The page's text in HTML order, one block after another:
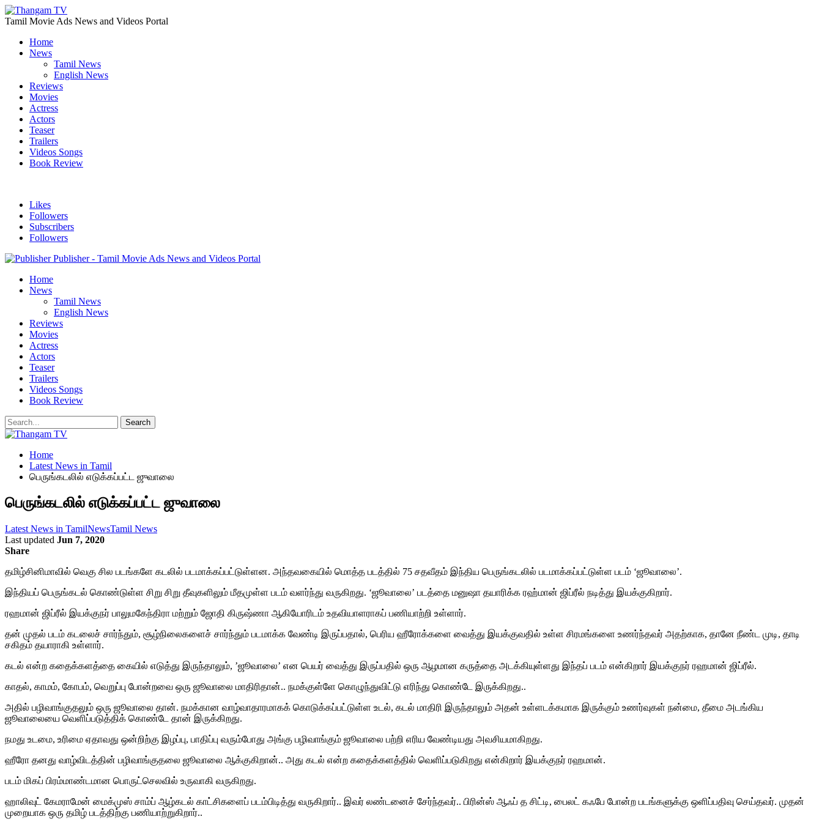
Tamil Movie Ads News and Videos Portal
Home
News
Tamil News
English News
Reviews
Movies
Actress
Actors
Teaser
Trailers
Videos Songs
Book Review
Likes
Followers
Subscribers
Followers
Publisher - Tamil Movie Ads News and Videos Portal
Home
News
Tamil News
English News
Reviews
Movies
Actress
Actors
Teaser
Trailers
Videos Songs
Book Review
Home
Latest News in Tamil
பெருங்கடலில் எடுக்கப்பட்ட ஜுவாலை
பெருங்கடலில் எடுக்கப்பட்ட ஜுவாலை
Latest News in TamilNewsTamil News
Last updated Jun 7, 2020
Share
தமிழ்சினிமாவில் வெகு சில படங்களே கடலில் படமாக்கப்பட்டுள்ளன. அந்தவகையில் மொத்த படத்தில் 75 சதவீதம் இந்திய பெருங்கடலில் படமாக்கப்பட்டுள்ள படம் ‘ஜூவாலை’.
இந்தியப் பெருங்கடல் கொண்டுள்ள சிறு சிறு தீவுகளிலும் மீதமுள்ள படம் வளர்ந்து வருகிறது. ‘ஜூவாலை’ படத்தை மனுஷா தயாரிக்க ரஹ்மான் ஜிப்ரீல் நடித்து இயக்குகிறார்.
ரஹமான் ஜிப்ரீல் இயக்குநர் பாலுமகேந்திரா மற்றும் ஜோதி கிருஷ்ணா ஆகியோரிடம் உதவியாளராகப் பணியாற்றி உள்ளார்.
தன் முதல் படம் கடலைச் சார்ந்தும், சூழ்நிலைகளைச் சார்ந்தும் படமாக்க வேண்டி இருப்பதால், பெரிய ஹீரோக்களை வைத்து இயக்குவதில் உள்ள சிரமங்களை உணர்ந்தவர் அதற்காக, தானே நீண்ட முடி, தாடி
சகிதம் தயாராகி உள்ளார்.
கடல் என்ற கதைக்களத்தை கையில் எடுத்து இருந்தாலும், ’ஜூவாலை’ என பெயர் வைத்து இருப்பதில் ஒரு ஆழமான கருத்தை அடக்கியுள்ளது இந்தப் படம் என்கிறார் இயக்குநர் ரஹமான் ஜிப்ரீல்.
காதல், காமம், கோபம், வெறுப்பு போன்றவை ஒரு ஜூவாலை மாதிரிதான்.. நமக்குள்ளே கொழுந்துவிட்டு எரிந்து கொண்டே இருக்கிறது..
அதில் பழிவாங்குதலும் ஒரு ஜூவாலை தான். நமக்கான வாழ்வாதாரமாகக் கொடுக்கப்பட்டுள்ள உடல், கடல் மாதிரி இருந்தாலும் அதன் உள்ளடக்கமாக இருக்கும் உணர்வுகள் நன்மை, தீமை அடங்கிய
ஜூவாலையை வெளிப்படுத்திக் கொண்டே தான் இருக்கிறது.
நமது உடமை, உரிமை ஏதாவது ஒன்றிற்கு இழப்பு, பாதிப்பு வரும்போது அங்கு பழிவாங்கும் ஜூவாலை பற்றி எரிய வேண்டியது அவசியமாகிறது.
ஹீரோ தனது வாழ்விடத்தின் பழிவாங்குதலை ஜூவாலை ஆக்குகிறான்.. அது கடல் என்ற கதைக்களத்தில் வெளிப்படுகிறது என்கிறார் இயக்குநர் ரஹமான்.
படம் மிகப் பிரம்மாண்டமான பொருட்செலவில் உருவாகி வருகிறது.
ஹாலிவுட் கேமராமேன் மைக்முஸ் சாம்ப் ஆழ்கடல் காட்சிகளைப் படம்பிடித்து வருகிறார்.. இவர் லண்டனைச் சேர்ந்தவர்.. பிரின்ஸ் ஆஃப் த சிட்டி, பைலட் கஃபே போன்ற படங்களுக்கு ஒளிப்பதிவு செய்தவர். முதன்
முறையாக ஒரு தமிழ் படத்திற்கு பணியாற்றுகிறார்..